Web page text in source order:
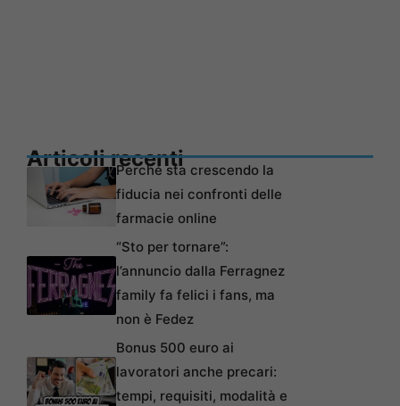
Articoli recentiPerché sta crescendo la
fiducia nei confronti delle
farmacie online
“Sto per tornare”:
l’annuncio dalla Ferragnez
family fa felici i fans, ma
non è Fedez
Bonus 500 euro ai
lavoratori anche precari:
tempi, requisiti, modalità e